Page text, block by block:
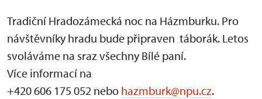
Tradiční Hradozámecká noc na Házmburku. Pro
návštěvníky hradu bude připraven táborák. Letos
svoláváme na sraz všechny Bílé paní.
Více informací na
+420 606 175 052 nebo hazmburk@npu.cz.